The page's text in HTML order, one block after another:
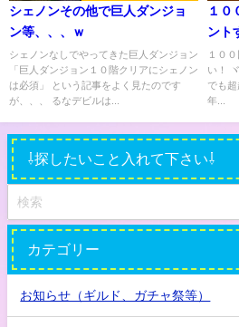
シェノンその他で巨人ダンジョ
ン等、、、ｗ
シェノンなしでやってきた巨人ダンジョン
「巨人ダンジョン１０階クリアにシェノン
は必須」 という記事をよく見たのです
が、、、 るなデビルは...
１０
ント
越？
１０
い！
でも
年...
⇩探したいこと入れて下さい⇩
カテゴリー
お知らせ（ギルド、ガチャ祭等）